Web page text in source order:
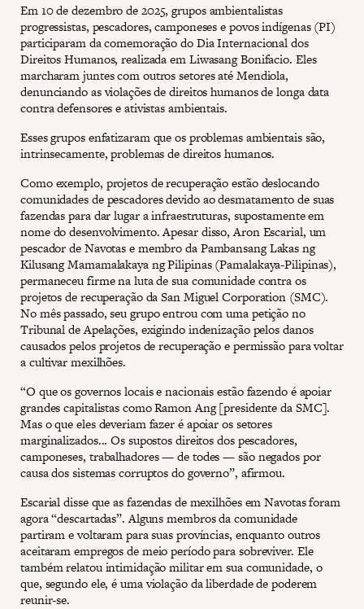
Em 10 de dezembro de 2025, grupos ambientalistas
progressistas, pescadores, camponeses e povos indígenas (PI)
participaram da comemoração do Dia Internacional dos
Direitos Humanos, realizada em Liwasang Bonifacio. Eles
marcharam juntes com outros setores até Mendiola,
denunciando as violações de direitos humanos de longa data
contra defensores e ativistas ambientais.
Esses grupos enfatizaram que os problemas ambientais são,
intrinsecamente, problemas de direitos humanos.
Como exemplo, projetos de recuperação estão deslocando
comunidades de pescadores devido ao desmatamento de suas
fazendas para dar lugar a infraestruturas, supostamente em
nome do desenvolvimento. Apesar disso, Aron Escarial, um
pescador de Navotas e membro da Pambansang Lakas ng
Kilusang Mamamalakaya ng Pilipinas (Pamalakaya-Pilipinas),
permaneceu firme na luta de sua comunidade contra os
projetos de recuperação da San Miguel Corporation (SMC).
No mês passado, seu grupo entrou com uma petição no
Tribunal de Apelações, exigindo indenização pelos danos
causados pelos projetos de recuperação e permissão para voltar
a cultivar mexilhões.
“O que os governos locais e nacionais estão fazendo é apoiar
grandes capitalistas como Ramon Ang [presidente da SMC].
Mas o que eles deveriam fazer é apoiar os setores
marginalizados... Os supostos direitos dos pescadores,
camponeses, trabalhadores — de todes — são negados por
causa dos sistemas corruptos do governo”, afirmou.
Escarial disse que as fazendas de mexilhões em Navotas foram
agora “descartadas”. Alguns membros da comunidade
partiram e voltaram para suas províncias, enquanto outros
aceitaram empregos de meio período para sobreviver. Ele
também relatou intimidação militar em sua comunidade, o
que, segundo ele, é uma violação da liberdade de poderem
reunir-se.